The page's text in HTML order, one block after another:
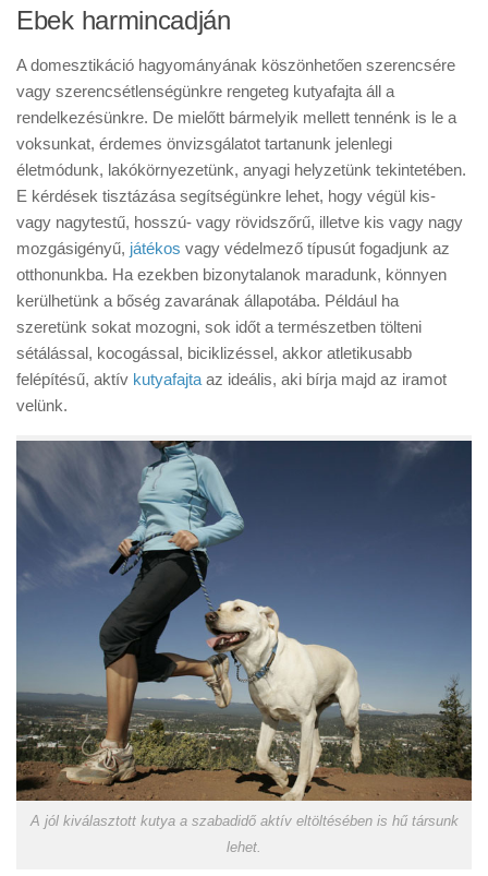
Ebek harmincadján
A domesztikáció hagyományának köszönhetően szerencsére
vagy szerencsétlenségünkre rengeteg kutyafajta áll a
rendelkezésünkre. De mielőtt bármelyik mellett tennénk is le a
voksunkat, érdemes önvizsgálatot tartanunk jelenlegi
életmódunk, lakókörnyezetünk, anyagi helyzetünk tekintetében.
E kérdések tisztázása segítségünkre lehet, hogy végül kis-
vagy nagytestű, hosszú- vagy rövidszőrű, illetve kis vagy nagy
mozgásigényű, játékos vagy védelmező típusút fogadjunk az
otthonunkba. Ha ezekben bizonytalanok maradunk, könnyen
kerülhetünk a bőség zavarának állapotába. Például ha
szeretünk sokat mozogni, sok időt a természetben tölteni
sétálással, kocogással, biciklizéssel, akkor atletikusabb
felépítésű, aktív kutyafajta az ideális, aki bírja majd az iramot
velünk.
A jól kiválasztott kutya a szabadidő aktív eltöltésében is hű társunk
lehet.